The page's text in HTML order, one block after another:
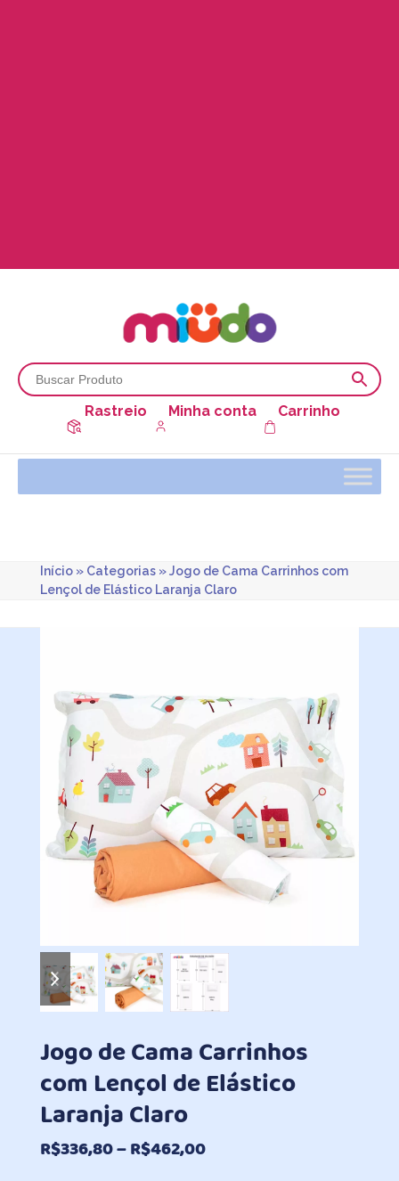
Rastreio Minha conta Carrinho
Início» Categorias»Jogo de Cama Carrinhos com
Lençol de Elástico Laranja Claro
previous
slide
next
slide
Jogo de Cama Carrinhos
com Lençol de Elástico
Laranja Claro
R$336,80–R$462,00Faixa